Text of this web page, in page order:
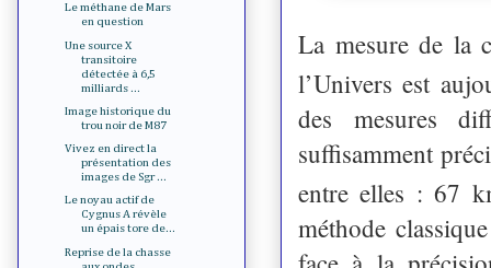
La mesure de la
l’Univers est
des mesures
suffisamment
entre elles : 67
méthode
Le méthane de Mars
en question
Une source X
transitoire
détectée à 6,5
milliards ...
Image historique du
trou noir de M87
Vivez en direct la
présentation des
images de Sgr ...
Le noyau actif de
Cygnus A révèle
un épais tore de...
Reprise de la chasse